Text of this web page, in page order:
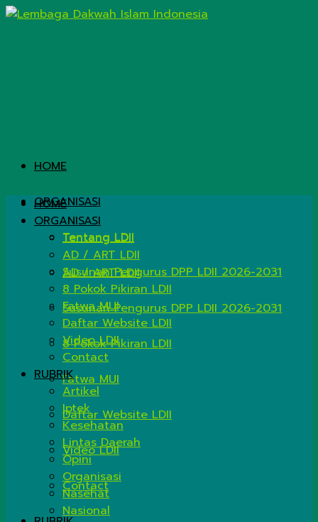
HOME
ORGANISASI
Tentang LDII
AD / ART LDII
Susunan Pengurus DPP LDII 2026-2031
8 Pokok Pikiran LDII
Fatwa MUI
Daftar Website LDII
Video LDII
Contact
HOME
ORGANISASI
Tentang LDII
AD / ART LDII
Susunan Pengurus DPP LDII 2026-2031
8 Pokok Pikiran LDII
Fatwa MUI
Daftar Website LDII
Video LDII
Contact
RUBRIK
Artikel
Iptek
Kesehatan
Lintas Daerah
Opini
Organisasi
Nasehat
Nasional